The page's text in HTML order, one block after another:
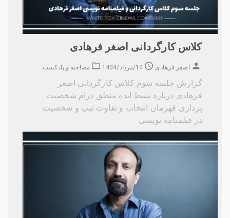
کلاس کارگردانی اصغر فرهادی
اصغر فرهادی 14/مرداد/1404 مصاحبه و پادکست
گزارش جلسه سوم کلاس کارگردانی اصغر
فرهادی درباره بسط ایده منطق درام شخصیت
پردازی قهرمان انتخاب و تفاوت تیپ و شخصیت
در فیلمنامه نویسی